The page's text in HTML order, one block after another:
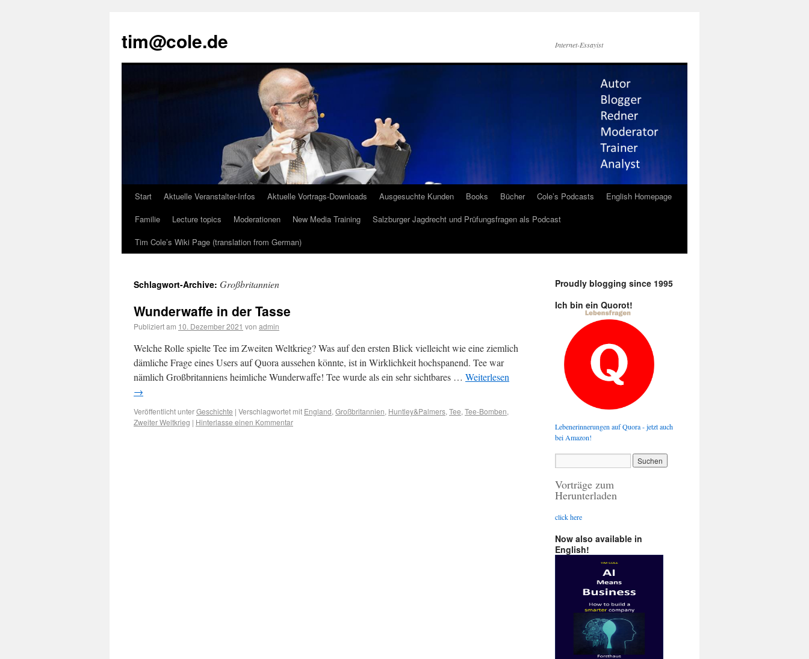
tim@cole.de Internet-Essayist
Start Aktuelle Veranstalter-Infos Aktuelle Vortrags-Downloads Ausgesuchte Kunden Books Bücher Cole’s Podcasts
English Homepage
Familie
Lecture topics Moderationen New Media Training
Salzburger Jagdrecht und Prüfungsfragen als Podcast
Tim Cole’s Wiki Page (translation from German)
Schlagwort-Archive: Großbritannien
Wunderwaffe in der Tasse
Publiziert am 10. Dezember 2021 von admin
Welche Rolle spielte Tee im Zweiten Weltkrieg? Was auf den ersten Blick vielleicht wie eine ziemlich
dämliche Frage eines Users auf Quora aussehen könnte, ist in Wirklichkeit hochspanend. Tee war
nämlich Großbritanniens heimliche Wunderwaffe! Tee wurde als ein sehr sichtbares … Weiterlesen
→
Veröffentlicht unterGeschichte | Verschlagwortet mit England, Großbritannien, Huntley&Palmers, Tee, Tee-Bomben,
Zweiter Weltkrieg | Hinterlasse einen Kommentar
Proudly blogging since 1995
Ich bin ein Quorot!
Lebenerinnerungen auf Quora - jetzt auch
bei Amazon!
Vorträge zum
Herunterladen
click here
Now also available in
English!